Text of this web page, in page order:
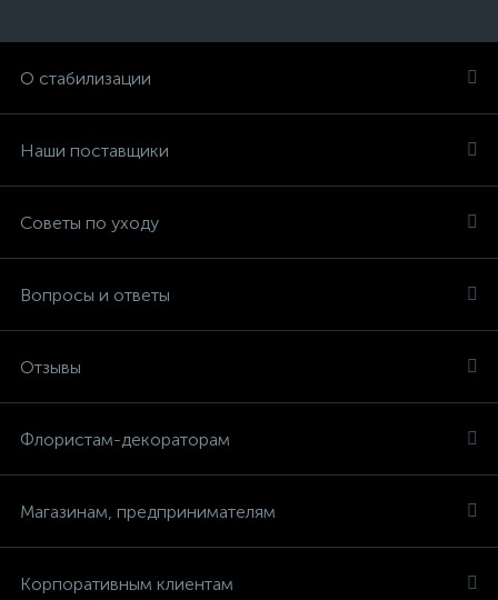
О стабилизации
Наши поставщики
Советы по уходу
Вопросы и ответы
Отзывы
Флористам-декораторам
Магазинам, предпринимателям
Корпоративным клиентам